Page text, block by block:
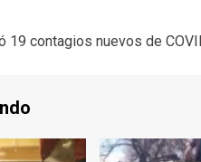
19 contagios nuevos de